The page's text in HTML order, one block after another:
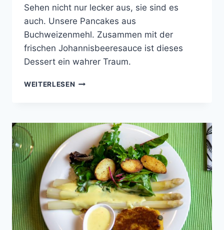
Sehen nicht nur lecker aus, sie sind es
auch. Unsere Pancakes aus
Buchweizenmehl. Zusammen mit der
frischen Johannisbeeresauce ist dieses
Dessert ein wahrer Traum.
WEITERLESEN BUCHWEIZEN-